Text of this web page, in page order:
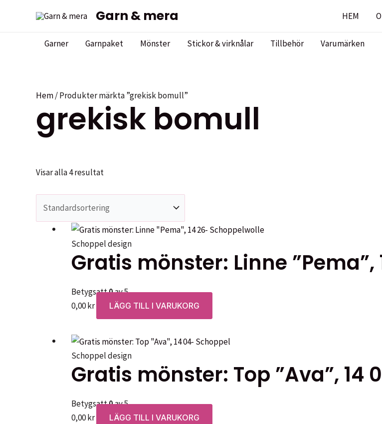
Garn & mera HEM
Garner Garnpaket Mönster Stickor & virknålar Tillbehör Varumärken
Hem/ Produkter märkta ”grekisk bomull”
grekisk bomull
Visar alla 4 resultat
Schoppel design
Gratis mönster: Linne
Betygsatt0av 5
0,00kr LÄGG TILL I VARUKORG
Schoppel design
Gratis mönster: Top ”Ava”, 14
Betygsatt0av 5
0,00kr LÄGG TILL I VARUKORG